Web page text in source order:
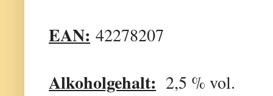
EAN: 42278207
Alkoholgehalt: 2,5 % vol.